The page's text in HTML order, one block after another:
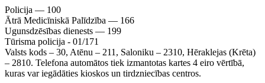
Policija — 100
Ātrā Medicīniskā Palīdzība — 166
Ugunsdzēsības dienests — 199
Tūrisma policija - 01/171
Valsts kods – 30, Atēnu – 211, Saloniku – 2310, Hēraklejas (Krēta)
– 2810. Telefona automātos tiek izmantotas kartes 4 eiro vērtībā,
kuras var iegādāties kioskos un tirdzniecības centros.